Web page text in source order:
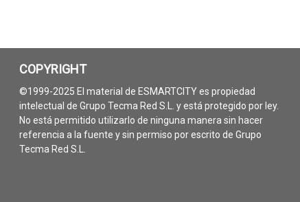
COPYRIGHT
©1999-2025 El material de ESMARTCITY es propiedad
intelectual de Grupo Tecma Red S.L. y está protegido por ley.
No está permitido utilizarlo de ninguna manera sin hacer
referencia a la fuente y sin permiso por escrito de Grupo
Tecma Red S.L.